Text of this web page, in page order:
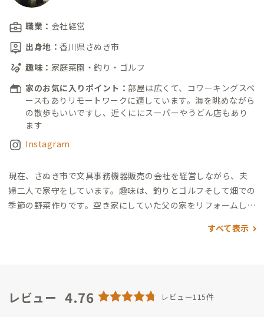
職業： 会社経営
出身地： 香川県さぬき市
趣味： 家庭菜園・釣り・ゴルフ
家のお気に入りポイント： 部屋は広くて、コワーキングスペ
ースもありリモートワークに適しています。海を眺めながら
の散歩もいいですし、近くににスーパーやうどん店もあり
ます
Instagram
現在、さぬき市で文具事務機器販売の会社を経営しながら、夫
婦二人で家守をしています。 趣味は、釣りとゴルフそして畑での
季節の野菜作りです。 空き家にしていた父の家をリフォームして
情報発信をしつつ、ゆっくりとくつろげる第2の実家のような拠
すべて表示
レビュー 4.76 レビュー115件